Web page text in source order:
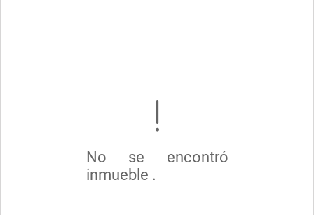
No se encontró
inmueble .